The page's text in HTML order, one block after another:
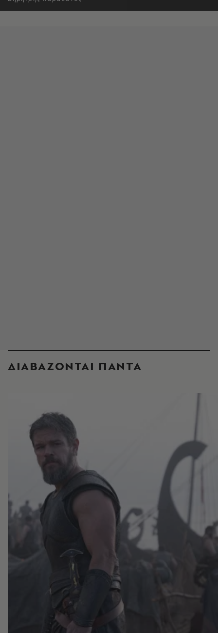
ΔΙΑΒΑΖΟΝΤΑΙ ΠΑΝΤΑ